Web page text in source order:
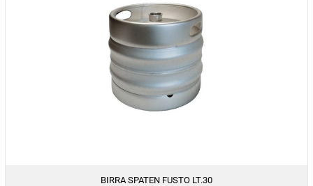
BIRRA SPATEN FUSTO LT.30